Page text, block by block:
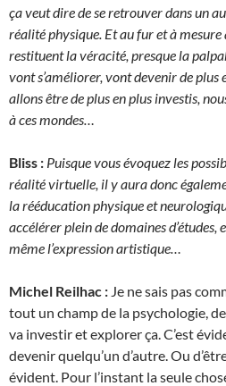
ça veut dire de se retrouver dans un
réalité physique. Et au fur et à mesure
restituent la véracité, presque la
vont s’améliorer, vont devenir de plus
allons être de plus en plus investis,
à ces mondes…
Bliss : Puisque vous évoquez les
réalité virtuelle, il y aura donc
la rééducation physique et
accélérer plein de domaines d’études,
même l’expression artistique…
Michel Reilhac : Je ne sais pas
tout un champ de la psychologie,
va investir et explorer ça. C’est
devenir quelqu’un d’autre. Ou
évident. Pour l’instant la seule